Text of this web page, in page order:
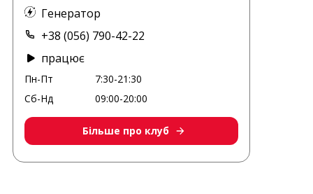
Генератор
+38 (056) 790-42-22
працює
Пн-Пт
7:30-21:30
Сб-Нд
09:00-20:00
Більше про клуб